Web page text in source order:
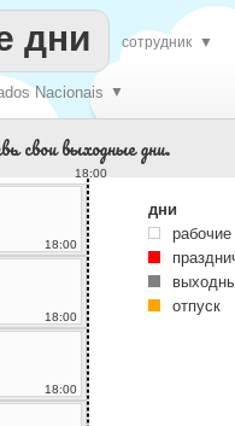
Nacionais ▼
дни сотрудник ▼
свои выходные дни.
18:00
18:00
18:00
18:00
дни
отпуск